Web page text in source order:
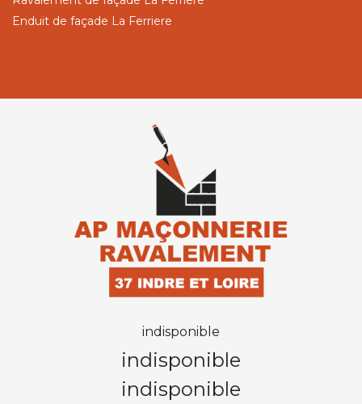
Enduit de façade La Ferriere
indisponible
indisponible
indisponible